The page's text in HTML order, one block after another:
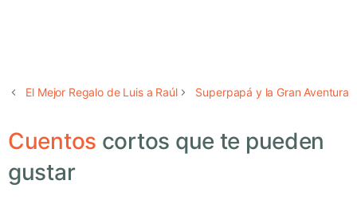
El Mejor Regalo de Luis a Raúl Superpapá y la Gran Aventura
Cuentos cortos que te pueden
gustar